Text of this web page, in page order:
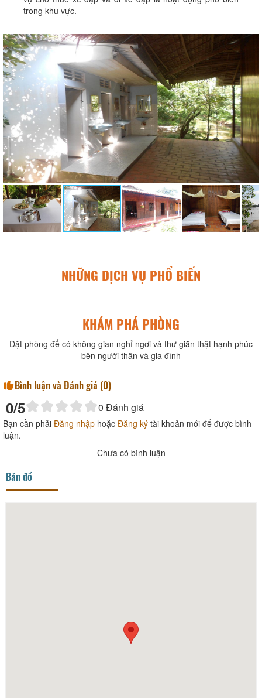
trong khu vực.
NHỮNG DỊCH VỤ PHỔ BIẾN
KHÁM PHÁ PHÒNG
Đặt phòng để có không gian nghỉ ngơi và thư giãn thật hạnh phúc
bên người thân và gia đình
Bình luận và Đánh giá (0)
0/5 0 Đánh giá
Bạn cần phải Đăng nhập hoặc Đăng ký tài khoản mới để được bình
luận.
Chưa có bình luận
Bản đồ